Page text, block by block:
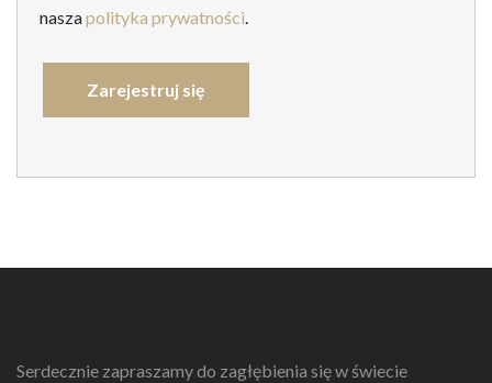
naszapolityka prywatności.
Zarejestruj się
Serdecznie zapraszamy do zagłębienia się w świecie